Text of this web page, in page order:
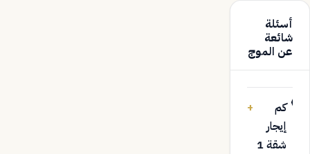
أسئلة
شائعة
عن الموج
كم
إيجار
شقة 1
+